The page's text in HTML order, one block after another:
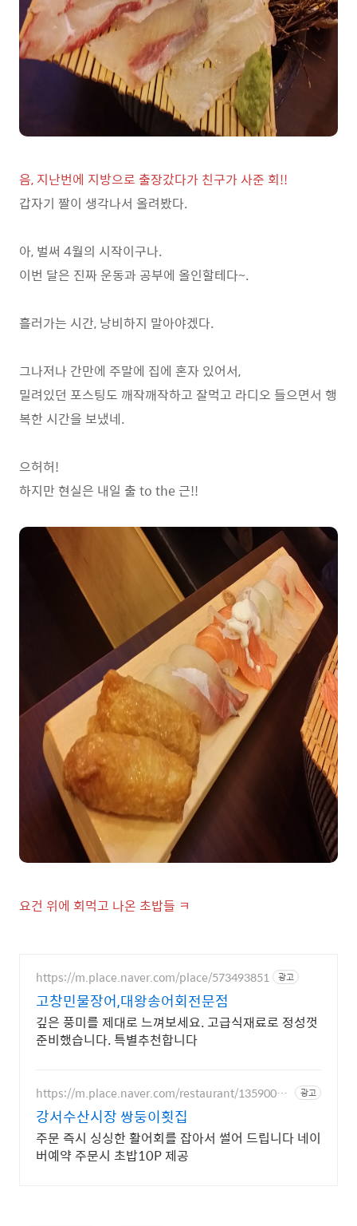
음, 지난번에 지방으로 출장갔다가 친구가 사준 회!!
갑자기 짤이 생각나서 올려봤다.
아, 벌써 4월의 시작이구나.
이번 달은 진짜 운동과 공부에 올인할테다~.
흘러가는 시간, 낭비하지 말아야겠다.
그나저나 간만에 주말에 집에 혼자 있어서,
밀려있던 포스팅도 깨작깨작하고 잘먹고 라디오 들으면서 행
복한 시간을 보냈네.
으허허!
하지만 현실은 내일 출 to the 근!!
요건 위에 회먹고 나온 초밥들 ㅋ
https://m.place.naver.com/place/573493851 광고
고창민물장어,대왕송어회전문점
깊은 풍미를 제대로 느껴보세요. 고급식재료로 정성껏
준비했습니다. 특별추천합니다
https://m.place.naver.com/restaurant/13590003
00
광고
강서수산시장 쌍둥이횟집
주문 즉시 싱싱한 활어회를 잡아서 썰어 드립니다 네이
버예약 주문시 초밥10P 제공